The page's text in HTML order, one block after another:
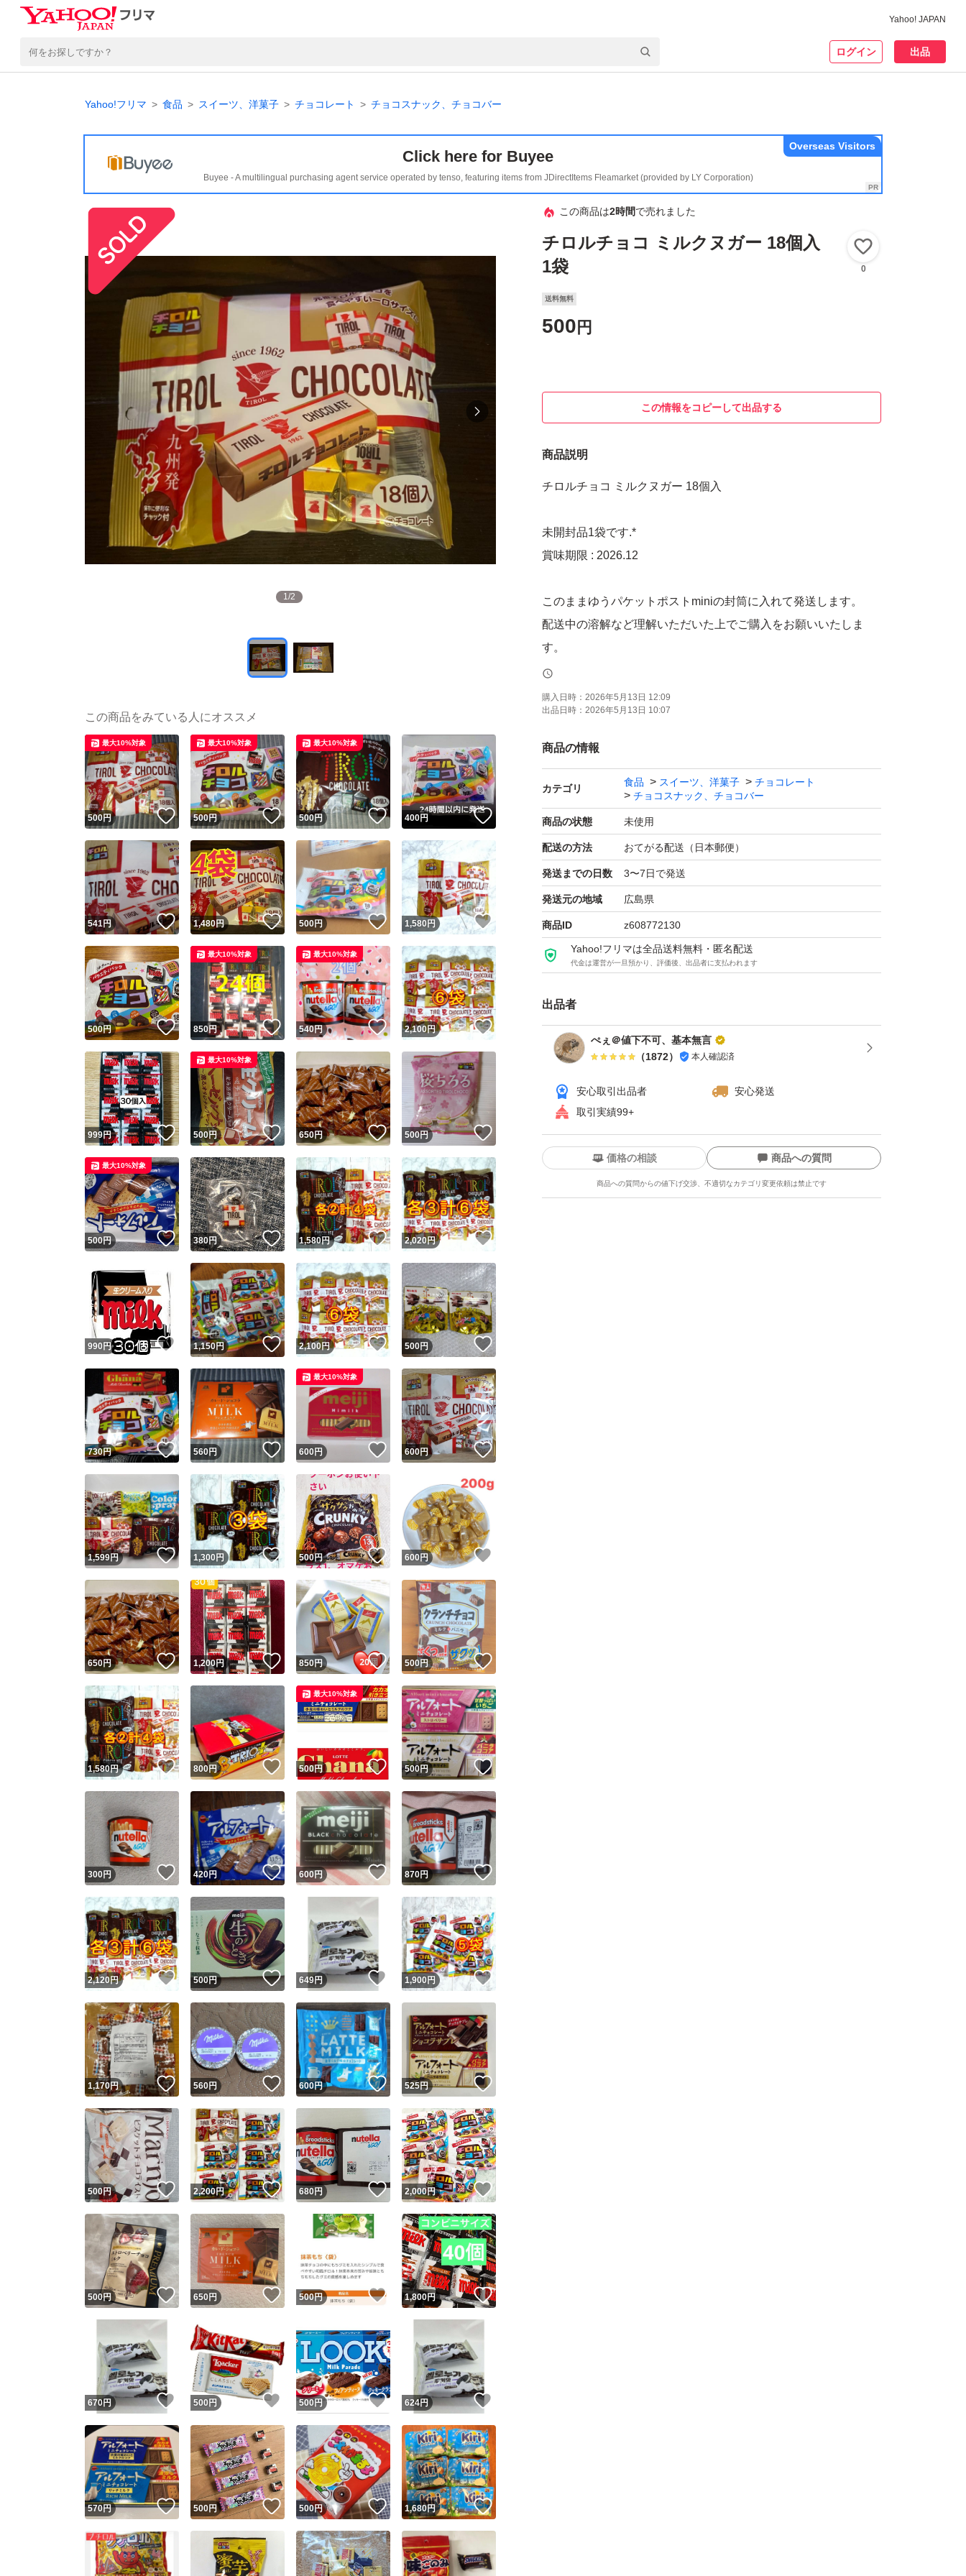
Yahoo! JAPAN
ログイン 出品
Yahoo!フリマ 食品 スイーツ、洋菓子 チョコレート チョコスナック、チョコバー
Click here for Buyee
Buyee - A multilingual purchasing agent service operated by tenso, featuring items from JDirectItems Fleamarket (provided by LY Corporation)
Overseas Visitors
1/2
この商品は2時間で売れました
チロルチョコ ミルクヌガー 18個入
1袋
0
送料無料
500 円
この情報をコピーして出品する
商品説明
チロルチョコ ミルクヌガー 18個入
未開封品1袋です.*
賞味期限 : 2026.12
このままゆうパケットポストminiの封筒に入れて発送します。
配送中の溶解など理解いただいた上でご購入をお願いいたしま
購入日時： 2026年5月13日 12:09
出品日時： 2026年5月13日 10:07
商品の情報
カテゴリ
食品 スイーツ、洋菓子
チョコレート
チョコスナック、チョコバー
商品の状態 未使用
配送の方法 おてがる配送（日本郵便）
発送までの日数 3〜7日で発送
発送元の地域 広島県
商品ID z608772130
Yahoo!フリマは全品送料無料・匿名配送
代金は運営が一旦預かり、評価後、出品者に支払われます
出品者
ぺぇ＠値下不可、基本無言
（1872） 本人確認済
安心取引出品者
安心発送
取引実績99+
ユーザーの実績について
Yahoo!フリマが定めた一定の基準を満たしたユーザーにバッジを付与しています
安心取引出品者
安心取引出品者 Yahoo!フリマの基準をクリアした安心・安全なユーザーです
取引実績
取引実績◯+ このユーザーはYahoo!フリマの取引を完了させた実績があります
他フリマ実績◯+ このユーザーは他フリマサービスでの取引実績があります
スピード&安心発送
※このバッジは実績に基づく表示であり、発送を保証しているものではありません
このユーザーは高頻度で24時間以内＆設定した発送日数内に発送してい
ます
スピード発送 このユーザーは高頻度で24時間以内に発送しています
安心発送 このユーザーは設定した発送日数内に発送しています
価格の相談 商品への質問
商品への質問からの値下げ交渉、不適切なカテゴリ変更依頼は禁止です
この商品の情報をコピーします
商品画像の無断転載は禁止されています
コピーは1商品につき1回です
出品ページへ
キャンセル
この商品をみている人にオススメ
500円 いいね！
最大10%対象
500円 いいね！
最大10%対象
500円 いいね！
最大10%対象
400円 いいね！
541円 いいね！
1,480円 いいね！
500円 いいね！
1,580円 いいね！
500円 いいね！
850円 いいね！
最大10%対象
540円 いいね！
最大10%対象
2,100円 いいね！
999円 いいね！
500円 いいね！
最大10%対象
650円 いいね！
500円
500円 いいね！
最大10%対象
380円 いいね！
1,580円 いいね！
2,020円 いいね！
990 円 いいね！
1,150円 いいね！
2,100円 いいね！
500円 いいね！
730円 いいね！
560円 いいね！
600円 いいね！
最大10%対象
600円 いいね！
1,599円 いいね！
1,300 円 いいね！
500円 いいね！
600円
650円 いいね！
1,200円 いいね！
850円 いいね！
500円
1,580円 いいね！
800円 いいね！
500円 いいね！
最大10%対象
500円 いいね！
300円 いいね！
420円 いいね！
600円 いいね！
870円
2,120円 いいね！
500円 いいね！
649円 いいね！
1,900円
1,170円 いいね！
560円 いいね！
600円 いいね！
525円
500円 いいね！
2,200円 いいね！
680円 いいね！
2,000円 いいね！
500円 いいね！
650円 いいね！
500円 いいね！
1,800円 いいね！
670円 いいね！
500 円 いいね！
500円 いいね！
624円
570円 いいね！
500円 いいね！
500円 いいね！
1,680円